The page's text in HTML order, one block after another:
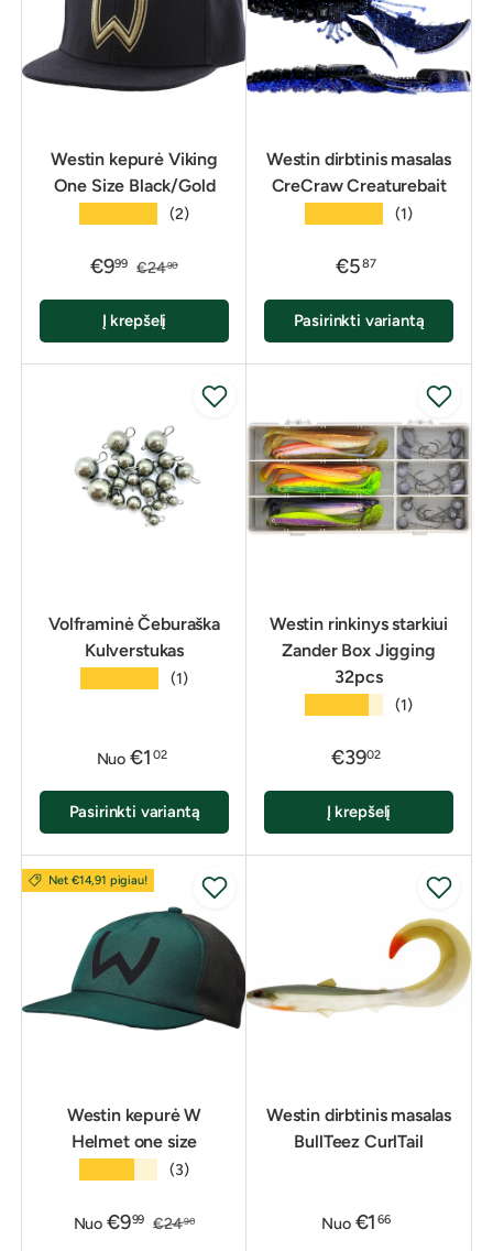
Westin kepurė Viking
One Size Black/Gold
(2)
€999 €2490
Į krepšelį
Westin dirbtinis masalas
CreCraw Creaturebait
(1)
€587
Pasirinkti variantą
Volframinė Čeburaška
Kulverstukas
(1)
Nuo €1 02
Pasirinkti variantą
Westin rinkinys starkiui
Zander Box Jigging
32pcs
(1)
€3902
Į krepšelį
Net €14,91 pigiau!
Westin kepurė W
Helmet one size
(3)
Nuo €999 €2490
Westin dirbtinis masalas
BullTeez CurlTail
Nuo €1 66